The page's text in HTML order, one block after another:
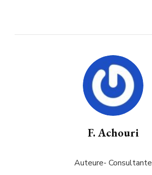
F. Achouri
Auteure- Consultante